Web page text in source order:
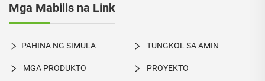
Mga Mabilis na Link
PAHINA NG SIMULA TUNGKOL SA AMIN
MGA PRODUKTO PROYEKTO